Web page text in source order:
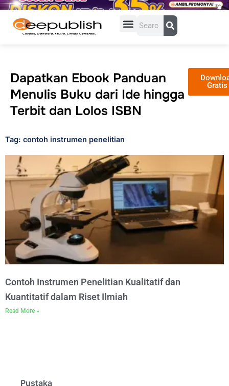
Lewati
konten
Dapatkan Ebook Panduan
Menulis Buku dari Ide hingga
Terbit dan Lolos ISBN
Gratis
Tag: contoh instrumen penelitian
Contoh Instrumen Penelitian Kualitatif dan
Kuantitatif dalam Riset Ilmiah
Read More »
Pustaka